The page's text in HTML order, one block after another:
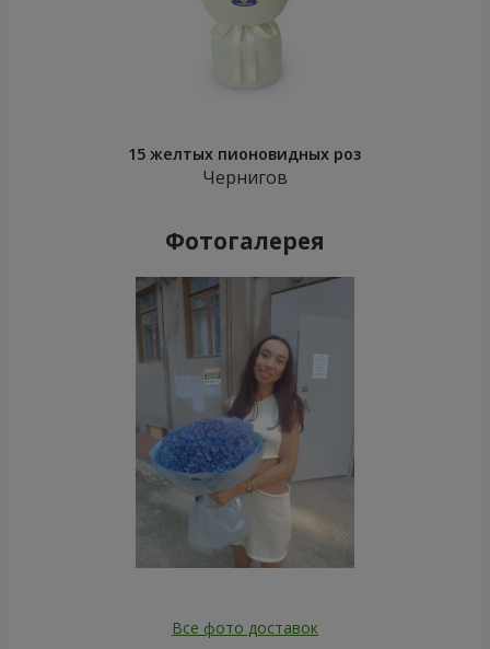
15 желтых пионовидных роз
Чернигов
Фотогалерея
Все фото доставок